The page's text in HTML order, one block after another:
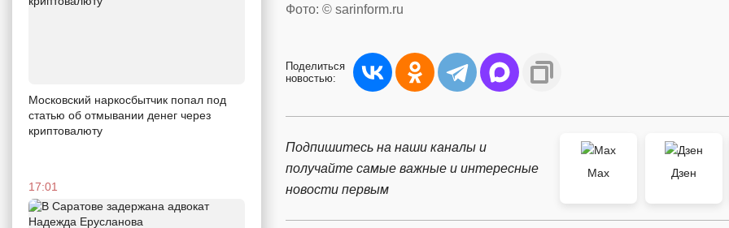
Московский наркосбытчик попал под
статью об отмывании денег через
криптовалюту
17:01
Фото: © sarinform.ru
Поделиться
новостью:
Подпишитесь на наши каналы и
получайте самые важные и интересные
новости первым
Max
Дзен